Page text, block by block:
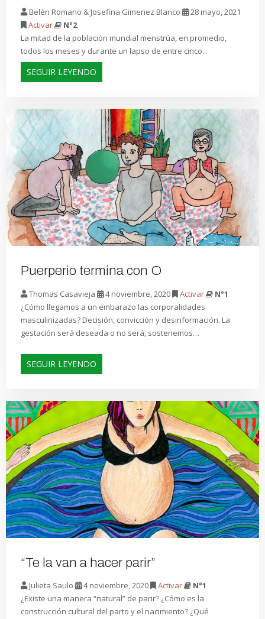
Belén Romano & Josefina Gimenez Blanco
28 mayo, 2021
Activar
N°2
La mitad de la población mundial menstrúa, en promedio,
todos los meses y durante un lapso de entre cinco...
SEGUIR LEYENDO
Puerperio termina con O
Thomas Casavieja 4 noviembre, 2020 Activar
N°1
¿Cómo llegamos a un embarazo las corporalidades
masculinizadas? Decisión, convicción y desinformación. La
gestación será deseada o no será, sostenemos…
SEGUIR LEYENDO
“Te la van a hacer parir”
Julieta Saulo 4 noviembre, 2020 Activar
N°1
¿Existe una manera “natural” de parir? ¿Cómo es la
construcción cultural del parto y el nacimiento? ¿Qué